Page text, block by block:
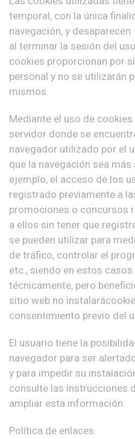
temporal, con la única
navegación, y desaparecen
al terminar la sesión del
cookies proporcionan por
personal y no se utilizarán
mismos.
Mediante el uso de
servidor donde se
navegador utilizado por el
que la navegación sea
ejemplo, el acceso de los
registrado previamente a
promociones o concursos
a ellos sin tener que
se pueden utilizar para
de tráfico, controlar el
etc., siendo en estos
técnicamente, pero
sitio web no
consentimiento previo del
El usuario tiene la
navegador para ser
y para impedir su
consulte las instrucciones
ampliar esta información.
Política de enlaces